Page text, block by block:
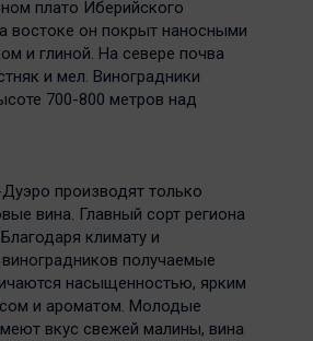
плато Иберийского
востоке он покрыт наносными
и глиной. На севере почва
и мел. Виноградники
700-800 метров над
производят только
вина. Главный сорт региона
климату и
получаемые
насыщенностью, ярким
и ароматом. Молодые
вкус свежей малины, вина